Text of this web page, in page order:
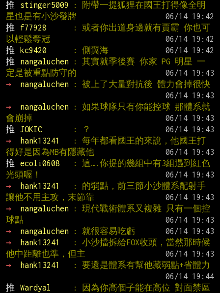
推
stinger5009
: 附帶一提狐狸在國王打得像全明
星也是有小沙發牌
推
f77928
: 或者你出道身邊就有賈霸 你也可
以輕鬆奪冠
推
kc9420 : 側翼海
推
nangaluchen
: 其實就季後賽 你家 PG 明星 一
定是被重點防守的
→
nangaluchen
: 被上了大量對抗後 體力會掉很快
→
nangaluchen
: 如果球隊只有你能控球 那體系就
會崩掉
推
JOKIC : ？
→
hank13241
: 每年都看國王的來說，他國王打
得好是因為MB有隱藏他
推
ecoli0608
: 這….你提的幾組中有3組遇到紅色
光頭喔！
→
hank13241
: 的弱點，前三節小沙體系配射手
讓他不用主攻，末節靠
→
nangaluchen
: 現代戰術體系又複雜 只有一個控
球點
→
nangaluchen : 就很容易吃虧
→
hank13241
: 小沙擋拆給FOX收頭，當然那時候
他中距離也準，但主
→
hank13241
: 要還是體系有幫他藏弱點+省體力
推
Wardyal
: 因為你高個子能在高位 對面禁區